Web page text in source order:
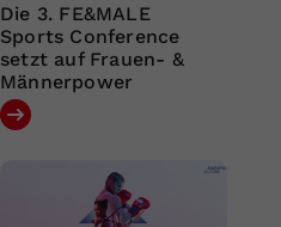
Die 3. FE&MALE
Sports Conference
setzt auf Frauen- &
Männerpower